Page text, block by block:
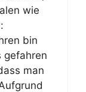
wie
bin
gefahren
man